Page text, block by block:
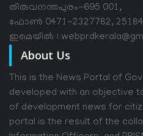
തിരുവനന്തപുരം-695 001,
ഫോൺ 0471-2327782,
ഇമെയിൽ :
About Us
This is the News Portal of
developed with an objective
of development news for
portal is the result of the